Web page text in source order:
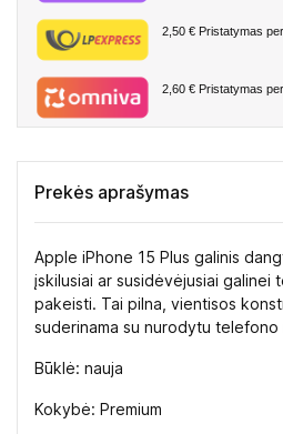
2,50 € Pristatymas
2,60 € Pristatymas
Prekės aprašymas
Apple iPhone 15 Plus galinis
įskilusiai ar susidėvėjusiai galinei
pakeisti. Tai pilna, vientisos
suderinama su nurodytu telefono
Būklė: nauja
Kokybė: Premium